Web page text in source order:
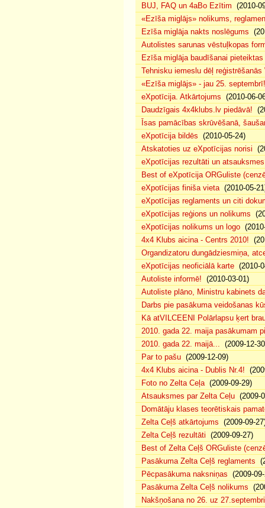
BUJ, FAQ un 4aBo Ezītim (2010-
«Ezīša miglājs» nolikums,
Ezīša miglāja nakts noslēgums
Autolistes sarunas vēstuļkopas
Ezīša miglāja baudīšanai
Tehnisku iemeslu dēļ
«Ezīša miglājs» - jau 25. septembrī!
eXpotīcija. Atkārtojums (2010-06-
Daudzīgais 4x4klubs.lv piedāvā!
Īsas pamācības skrūvēšanā,
eXpotīcija bildēs (2010-05-24)
Atskatoties uz eXpotīcijas norisi
eXpotīcijas rezultāti un atsauksmes
Best of eXpotīcija ORGuliste
eXpotīcijas finiša vieta(2010-05-
eXpotīcijas reglaments un citi
eXpotīcijas reģions un nolikums
eXpotīcijas nolikums un logo
4x4 Klubs aicina - Centrs 2010!
Organdizatoru dungādziesmiņa,
eXpotīcijas neoficiālā karte(2010-
Autoliste informē! (2010-03-01)
Autoliste plāno, Ministru kabinets
Darbs pie pasākuma veidošanas
Kā atVILCEENI Polārlapsu ķert
2010. gada 22. maija pasākumam
2010. gada 22. maijā... (2009-12-
Par to pašu(2009-12-09)
4x4 Klubs aicina - Dublis Nr.4!
Foto no Zelta Ceļa(2009-09-29)
Atsauksmes par Zelta Ceļu(2009-
Domātāju klases teorētiskais
Zelta Ceļš atkārtojums (2009-09-
Zelta Ceļš rezultāti (2009-09-27)
Best of Zelta Ceļš ORGuliste
Pasākuma Zelta Ceļš reglaments
Pēcpasākuma naksniņas (2009-
Pasākuma Zelta Ceļš nolikums
Nakšņošana no 26. uz 27.septembri